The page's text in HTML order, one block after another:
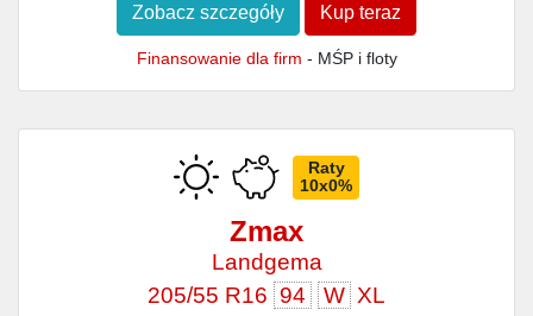
Zobacz szczegóły Kup teraz
Finansowanie dla firm - MŚP i floty
Raty
10x0%
Zmax
Landgema
205/55 R16 94 W XL